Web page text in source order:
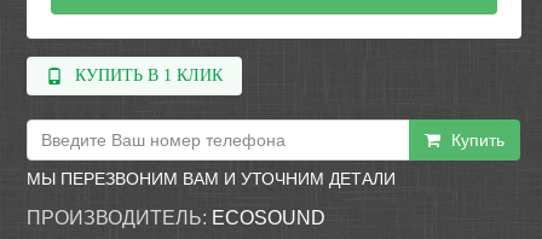
КУПИТЬ В 1 КЛИК
Купить
МЫ ПЕРЕЗВОНИМ ВАМ И УТОЧНИМ ДЕТАЛИ
ПРОИЗВОДИТЕЛЬ: ECOSOUND